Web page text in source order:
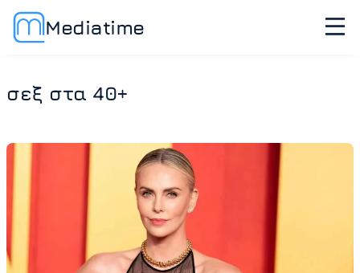
Mediatime
σεξ στα 40+